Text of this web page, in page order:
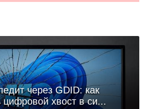
через GDID: как
хвост в си...